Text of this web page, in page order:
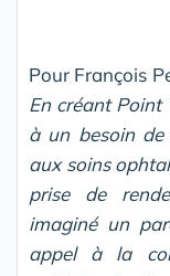
Pour François
En créant Point
à un besoin de
aux soins
prise de
imaginé un
appel à la